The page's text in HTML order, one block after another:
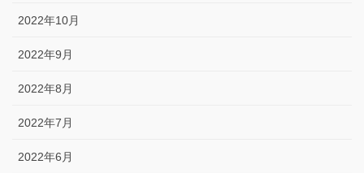
2022年10月
2022年9月
2022年8月
2022年7月
2022年6月